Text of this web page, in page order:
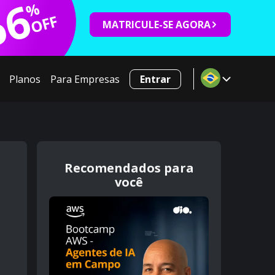
%
OFF MATRICULE-SE AGORA
Planos Para Empresas Entrar
Recomendados para
você